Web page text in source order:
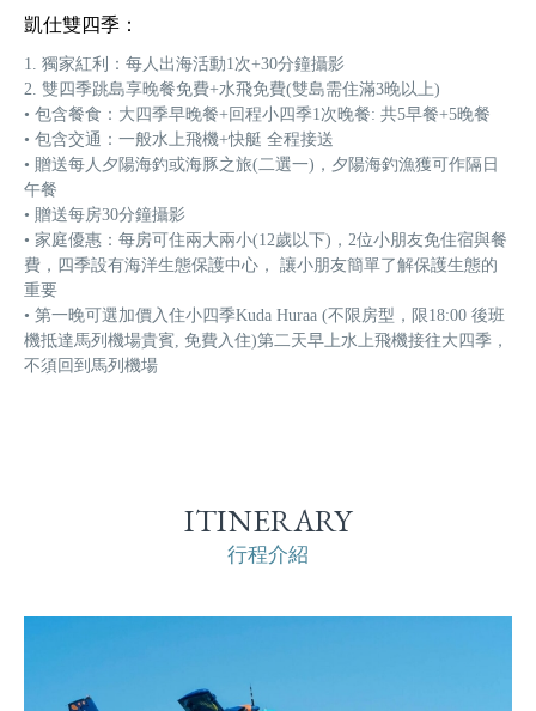
凱仕雙四季：
1. 獨家紅利：每人出海活動1次+30分鐘攝影
2. 雙四季跳島享晚餐免費+水飛免費(雙島需住滿3晚以上)
• 包含餐食：大四季早晚餐+回程小四季1次晚餐: 共5早餐+5晚餐
• 包含交通：一般水上飛機+快艇 全程接送
• 贈送每人夕陽海釣或海豚之旅(二選一)，夕陽海釣漁獲可作隔日
午餐
• 贈送每房30分鐘攝影
• 家庭優惠：每房可住兩大兩小(12歲以下)，2位小朋友免住宿與餐
費，四季設有海洋生態保護中心， 讓小朋友簡單了解保護生態的
重要
• 第一晚可選加價入住小四季Kuda Huraa (不限房型，限18:00 後班
機抵達馬列機場貴賓, 免費入住)第二天早上水上飛機接往大四季，
不須回到馬列機場
ITINERARY
行程介紹